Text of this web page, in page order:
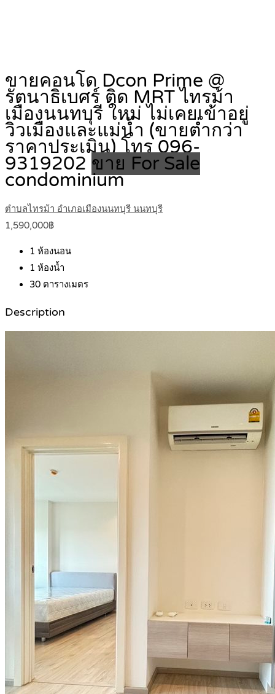
ขายคอนโด Dcon Prime @
รัตนาธิเบศร์ ติด MRT ไทรม้า
เมืองนนทบุรี ใหม่ ไม่เคยเข้าอยู่
วิวเมืองและแม่น้ำ (ขายต่ำกว่า
ราคาประเมิน) โทร 096-
9319202 ขาย For Sale
condominium
ตำบลไทรม้า อำเภอเมืองนนทบุรี นนทบุรี
1,590,000฿
1 ห้องนอน
1 ห้องน้ำ
30 ตารางเมตร
Description